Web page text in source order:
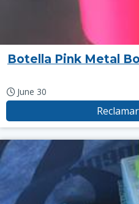
Botella Pink Metal
June 30